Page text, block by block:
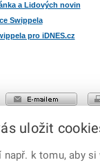
a Lidových novin
Swippela
pro iDNES.cz
e-mailem
uložit
k tomu, aby